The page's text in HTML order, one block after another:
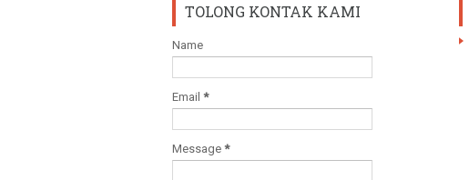
TOLONG KONTAK KAMI
Name
Email *
Message *